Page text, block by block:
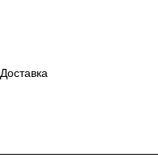
Доставка